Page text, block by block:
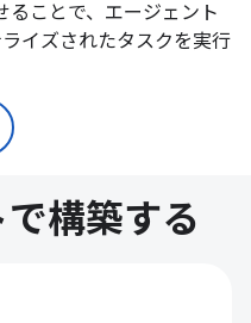
ことで、エージェント
イズされたタスクを実行
構築する